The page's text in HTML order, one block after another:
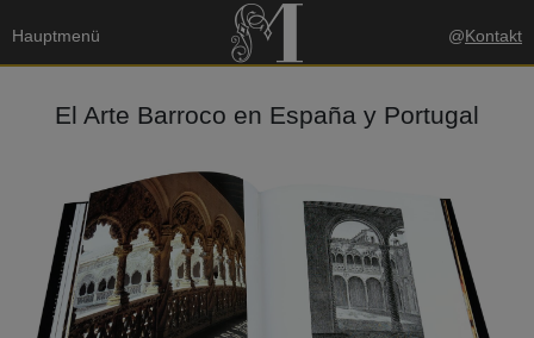
Hauptmenü @Kontakt
El Arte Barroco en España y Portugal